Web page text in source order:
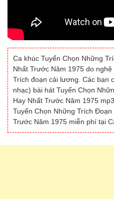
Ca khúc Tuyển Chọn Những
Nhất Trước Năm 1975 do
Trích đoạn cải lương. Các bạn
nhạc) bài hát Tuyển Chọn
Hay Nhất Trước Năm 1975
Tuyển Chọn Những Trích
Trước Năm 1975 miễn phí tại